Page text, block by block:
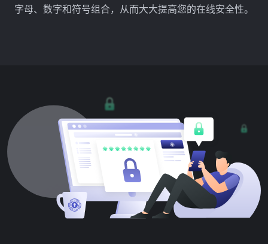
字母、数字和符号组合，从而大大提高您的在线安全性。